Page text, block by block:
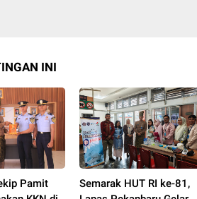
INI
Pamit
Semarak HUT RI ke-81,